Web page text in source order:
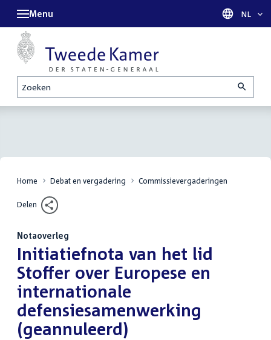
Zoeken
Menu Taal
NL
Home Debat en vergadering Commissievergaderingen
Delen
Notaoverleg
:Initiatiefnota van het lid
Stoffer over Europese en
internationale
defensiesamenwerking
(geannuleerd)